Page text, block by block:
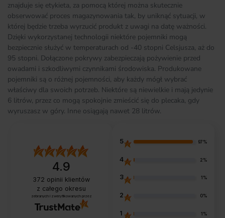
znajduje się etykieta, za pomocą której można skutecznie
obserwować proces magazynowania tak, by uniknąć sytuacji, w
której będzie trzeba wyrzucić produkt z uwagi na datę ważności.
Dzięki wykorzystanej technologii niektóre pojemniki mogą
bezpiecznie służyć w temperaturach od -40 stopni Celsjusza, aż do
95 stopni. Dołączone pokrywy zabezpieczają pożywienie przed
owadami i szkodliwymi czynnikami środowiska. Produkowane
pojemniki są o różnej pojemności, aby każdy mógł wybrać
właściwy dla swoich potrzeb. Niektóre są niewielkie i mają jedynie
6 litrów, przez co mogą spokojnie zmieścić się do plecaka, gdy
wyruszasz w góry. Inne osiągają nawet 28 litrów.
4.9
372 opinii klientów
z całego okresu
zebranych i zweryfikowanych przez
5 97%
4 2%
3 1%
2 0%
1 1%